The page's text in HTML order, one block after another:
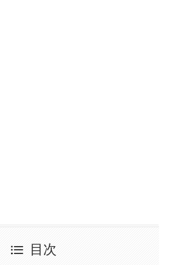
目次